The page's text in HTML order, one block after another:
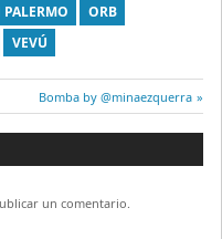
ORB
VEVÚ
Entrada
siguiente:
Bomba by @minaezquerra
un comentario.